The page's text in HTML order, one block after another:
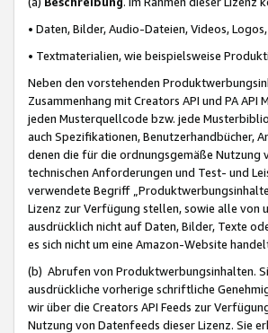
• Daten, Bilder, Audio-Dateien, Videos,
• Textmaterialien, wie beispielsweise
Neben den vorstehenden
Zusammenhang mit Creators API und PA
jeden Musterquellcode bzw. jede
auch Spezifikationen, Benutzerhandbücher,
denen die für die ordnungsgemäße Nutzung
technischen Anforderungen und Test- und
verwendete Begriff
Lizenz zur Verfügung stellen, sowie alle von
ausdrücklich nicht auf Daten, Bilder, Texte
es sich nicht um eine Amazon-Website
(b) Abrufen von Produktwerbungsinhalten.
ausdrückliche vorherige schriftliche
wir über die Creators API Feeds zur
Nutzung von Datenfeeds dieser Lizenz. Sie